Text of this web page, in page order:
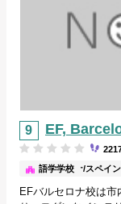
EF,
バルセロナ/スペイン
語学学校
EFバルセロナ校は